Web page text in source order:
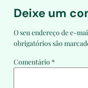
Deixe um
O seu endereço de e-
obrigatórios são
Comentário *